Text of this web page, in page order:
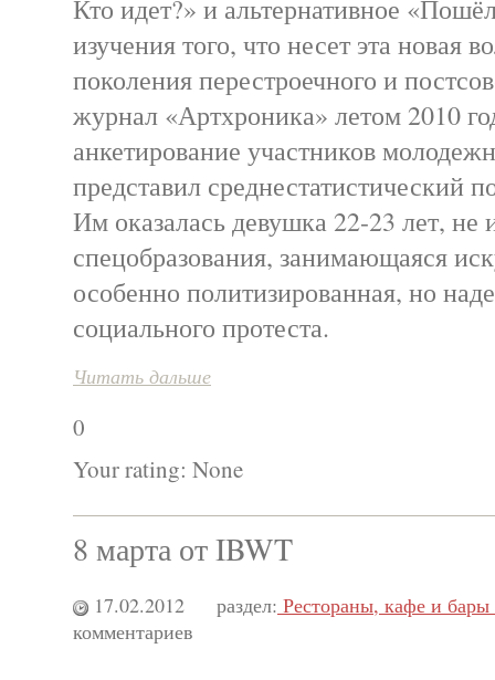
Кто идет?» и альтернативное
изучения того, что несет эта новая
поколения перестроечного и
журнал «Артхроника» летом 2010
анкетирование участников
представил среднестатистический
Им оказалась девушка 22-23 лет, не
спецобразования, занимающаяся
особенно политизированная, но
социального протеста.
Читать дальше
0
Your rating: None
8 марта от IBWT
17.02.2012 раздел: Рестораны, кафе и бары
комментариев